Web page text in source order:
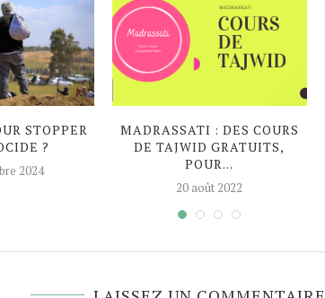
STOPPER
?
2024
MADRASSATI : DES COURS
DE TAJWID GRATUITS,
POUR...
20 août 2022